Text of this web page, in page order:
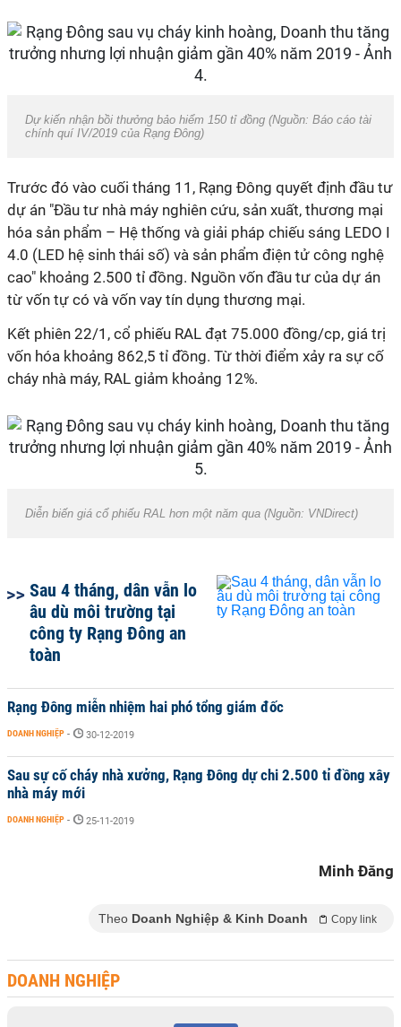
Dự kiến nhận bồi thưởng bảo hiểm 150 tỉ đồng (Nguồn: Báo cáo tài
chính quí IV/2019 của Rạng Đông)
Trước đó vào cuối tháng 11, Rạng Đông quyết định đầu tư
dự án "Đầu tư nhà máy nghiên cứu, sản xuất, thương mại
hóa sản phẩm – Hệ thống và giải pháp chiếu sáng LEDO I
4.0 (LED hệ sinh thái số) và sản phẩm điện tử công nghệ
cao" khoảng 2.500 tỉ đồng. Nguồn vốn đầu tư của dự án
từ vốn tự có và vốn vay tín dụng thương mại.
Kết phiên 22/1, cổ phiếu RAL đạt 75.000 đồng/cp, giá trị
vốn hóa khoảng 862,5 tỉ đồng. Từ thời điểm xảy ra sự cố
cháy nhà máy, RAL giảm khoảng 12%.
Diễn biến giá cổ phiếu RAL hơn một năm qua (Nguồn: VNDirect)
Sau 4 tháng, dân vẫn lo
âu dù môi trường tại
công ty Rạng Đông an
toàn
Rạng Đông miễn nhiệm hai phó tổng giám đốc
DOANH NGHIỆP - 30-12-2019
Sau sự cố cháy nhà xưởng, Rạng Đông dự chi 2.500 tỉ đồng xây
nhà máy mới
DOANH NGHIỆP - 25-11-2019
Minh Đăng
Theo Doanh Nghiệp & Kinh Doanh Copy link
DOANH NGHIỆP